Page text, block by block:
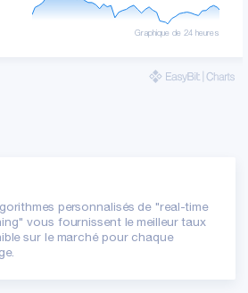
Graphique de 24 heures
personnalisés de "real-time
vous fournissent le meilleur taux
sur le marché pour chaque